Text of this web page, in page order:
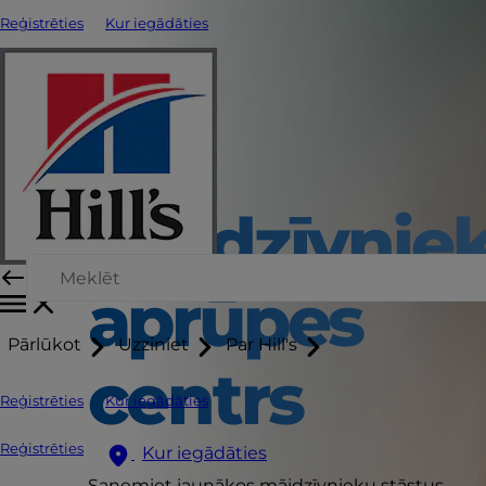
Reģistrēties Kur iegādāties
Pārlūkot Uzziniet Par Hill's
Reģistrēties Kur iegādāties
Reģistrēties Kur iegādāties
aprūpes
centrs